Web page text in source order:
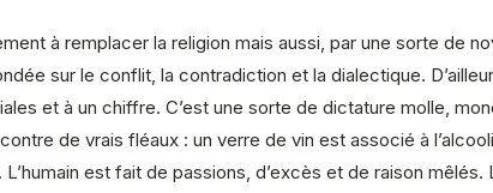
à remplacer la religion mais aussi, par une sorte de
sur le conflit, la contradiction et la dialectique.
et à un chiffre. C’est une sorte de dictature molle,
de vrais fléaux : un verre de vin est associé à
est fait de passions, d’excès et de raison